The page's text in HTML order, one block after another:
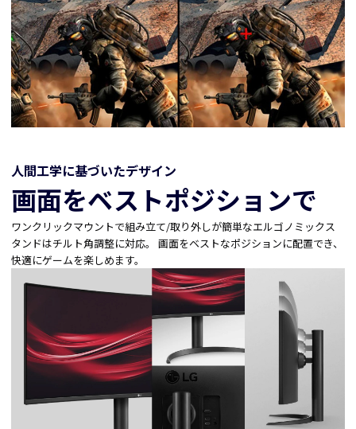
人間工学に基づいたデザイン
画面をベストポジションで
ワンクリックマウントで組み立て/取り外しが簡単なエルゴノミックス
タンドはチルト角調整に対応。 画面をベストなポジションに配置でき、
快適にゲームを楽しめます。